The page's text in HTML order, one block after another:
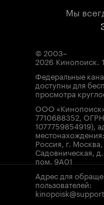
Мы
© 2003–
2026 Кинопоиск.
Федеральные
доступны для
просмотра
ООО
7710688352, ОГРН
1077759854919),
Россия, г. Москва,
Садовническая,
пом. 9А01
Адрес для
пользователей: